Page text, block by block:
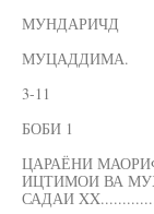
МУНДАРИЧД
МУЦАДДИМА.
3-11
БОБИ 1
ЦАРАЁНИ
ИЦТИМОИ ВА
САДАИ